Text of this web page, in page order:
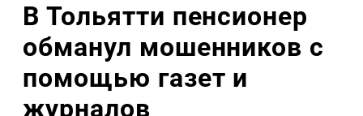
В Тольятти пенсионер
обманул мошенников с
помощью газет и
журналов